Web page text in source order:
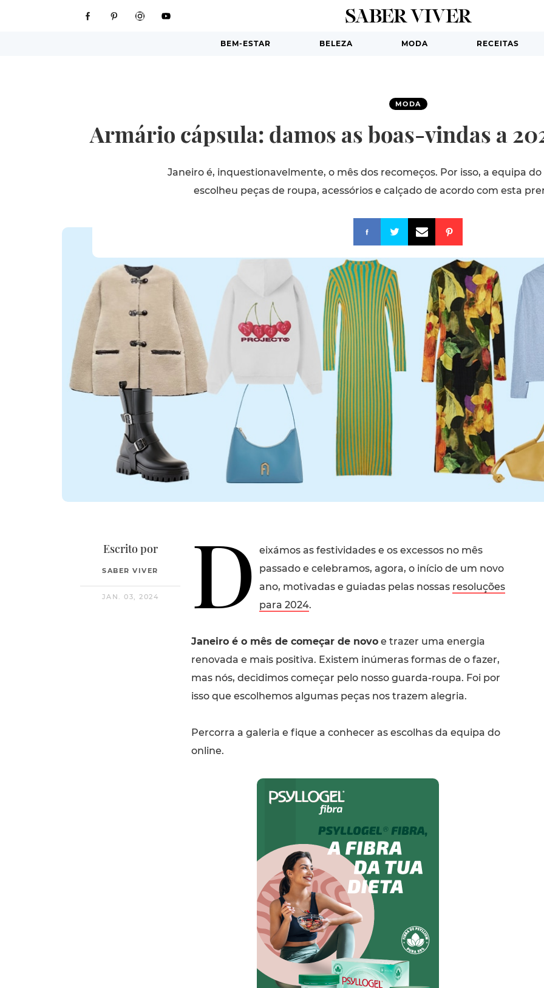
BEM-ESTAR BELEZA MODA RECEITAS
MODA
Armário cápsula: damos as boas-vindas a
Janeiro é, inquestionavelmente, o mês dos recomeços. Por isso, a equipa
escolheu peças de roupa, acessórios e calçado de acordo com esta
Escrito por
SABER VIVER
JAN. 03, 2024 D
eixámos as festividades e os excessos no mês
passado e celebramos, agora, o início de um novo
ano, motivadas e guiadas pelas nossas resoluções
para 2024.
Janeiro é o mês de começar de novoe trazer uma energia
renovada e mais positiva. Existem inúmeras formas de o fazer,
mas nós, decidimos começar pelo nosso guarda-roupa. Foi por
isso que escolhemos algumas peças nos trazem alegria.
Percorra a galeria e fique a conhecer as escolhas da equipa do
online.